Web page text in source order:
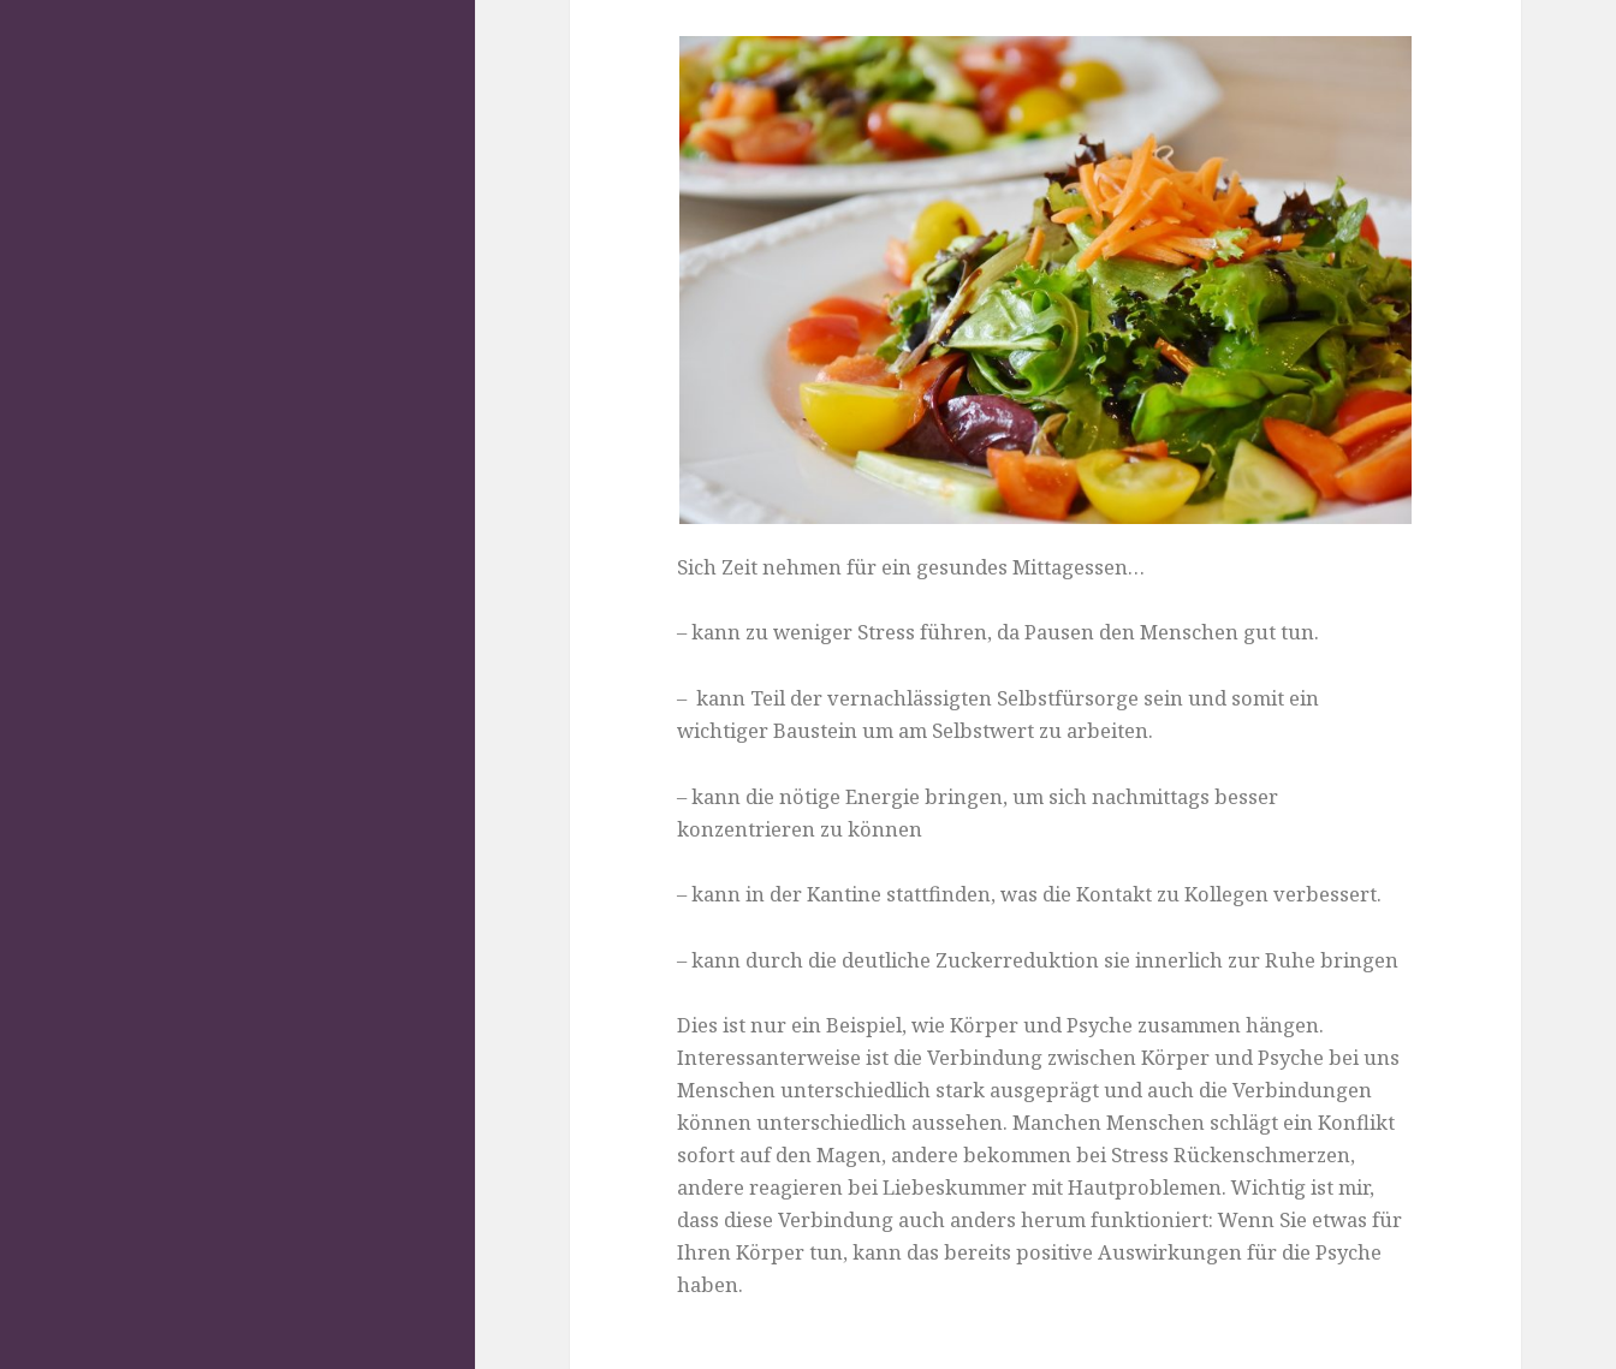
Sich Zeit nehmen für ein gesundes Mittagessen…
– kann zu weniger Stress führen, da Pausen den Menschen gut tun.
– kann Teil der vernachlässigten Selbstfürsorge sein und somit ein
wichtiger Baustein um am Selbstwert zu arbeiten.
– kann die nötige Energie bringen, um sich nachmittags besser
konzentrieren zu können
– kann in der Kantine stattfinden, was die Kontakt zu Kollegen verbessert.
– kann durch die deutliche Zuckerreduktion sie innerlich zur Ruhe bringen
Dies ist nur ein Beispiel, wie Körper und Psyche zusammen hängen.
Interessanterweise ist die Verbindung zwischen Körper und Psyche bei uns
Menschen unterschiedlich stark ausgeprägt und auch die Verbindungen
können unterschiedlich aussehen. Manchen Menschen schlägt ein Konflikt
sofort auf den Magen, andere bekommen bei Stress Rückenschmerzen,
andere reagieren bei Liebeskummer mit Hautproblemen. Wichtig ist mir,
dass diese Verbindung auch anders herum funktioniert: Wenn Sie etwas für
Ihren Körper tun, kann das bereits positive Auswirkungen für die Psyche
haben.